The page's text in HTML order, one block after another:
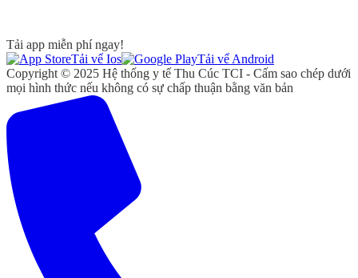
Tải app miễn phí ngay!
Tải vể Ios
Tải vể Android
Copyright © 2025 Hệ thống y tế Thu Cúc TCI - Cấm sao chép dưới
mọi hình thức nếu không có sự chấp thuận bằng văn bản